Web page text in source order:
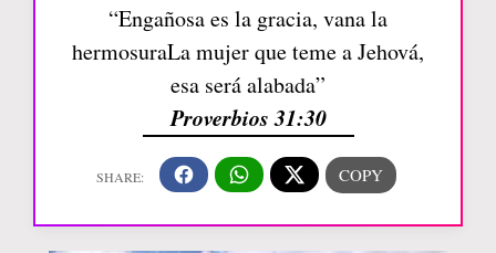
“Engañosa es la gracia, vana la
hermosuraLa mujer que teme a Jehová,
esa será alabada”
Proverbios 31:30